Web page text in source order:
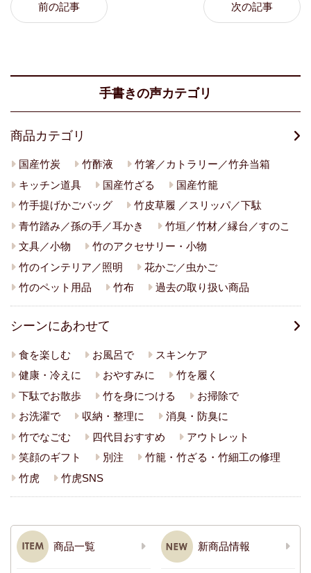
前の記事 次の記事
手書きの声カテゴリ
商品カテゴリ
国産竹炭 竹酢液
竹箸／カトラリー／竹弁当箱
キッチン道具
国産竹ざる
国産竹籠
竹手提げかごバッグ
竹皮草履 ／スリッパ／下駄
青竹踏み／孫の手／耳かき
竹垣／竹材／縁台／すのこ
文具／小物
竹のアクセサリー・小物
竹のインテリア／照明
花かご／虫かご
竹のペット用品
竹布 過去の取り扱い商品
シーンにあわせて
食を楽しむ お風呂で
スキンケア
健康・冷えに
おやすみに
竹を履く
下駄でお散歩
竹を身につける
お掃除で
お洗濯で
収納・整理に
消臭・防臭に
竹でなごむ
四代目おすすめ
アウトレット
笑顔のギフト
別注
竹籠・竹ざる・竹細工の修理
竹虎
竹虎SNS
商品一覧 新商品情報